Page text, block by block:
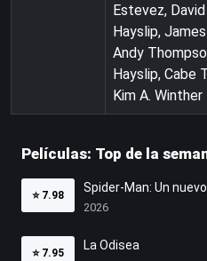
Estevez,
Hayslip,
Andy
Hayslip, Cabe
Kim A. Winther
Películas: Top de la
⭐ 7.98
Spider-Man: Un
2026
⭐ 7.95
La Odisea